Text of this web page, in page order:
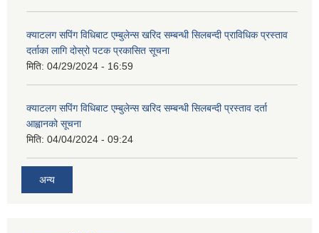
क्याटलग सपिंग विधिबाट एम्बुलेन्स खरिद सम्बन्धी सिलबन्दी प्राविधिक प्रस्ताव
दर्ताका लागि दोस्रो पटक प्रकासित सूचना
मिति: 04/29/2024 - 16:59
क्याटलग सपिंग विधिबाट एम्बुलेन्स खरिद सम्बन्धी सिलबन्दी प्रस्ताव दर्ता
आह्वानको सूचना
मिति: 04/04/2024 - 09:24
अन्य